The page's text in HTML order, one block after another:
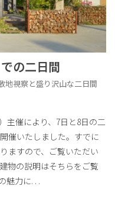
の二日間
地視察と盛り沢山な二日間
主催により、7日と8日の二
催いたしました。すでに
ますので、ご覧いただい
物の説明はそちらをご覧
魅力に. . .